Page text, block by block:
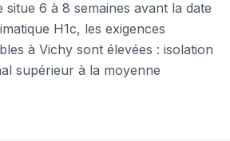
6 à 8 semaines avant la date
H1c, les exigences
à Vichy sont élevées : isolation
supérieur à la moyenne